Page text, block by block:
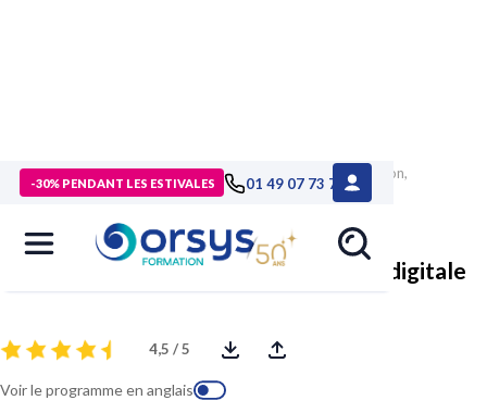
-30% PENDANT LES ESTIVALES 01 49 07 73 73
> Formations>Compétences métiers
Formation Innovation,
stratégie et performance digitale
Innovation, stratégie et performance digitale
4,5 / 5
Voir le programme en anglais